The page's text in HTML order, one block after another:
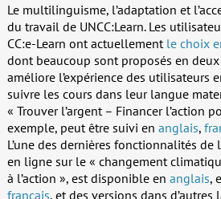
Le multilinguisme, l’adaptation et
du travail de UNCC:Learn. Les
CC:e-Learn ont actuellement le choix
dont beaucoup sont proposés en
améliore l’expérience des utilisateurs
suivre les cours dans leur langue
« Trouver l’argent – Financer l’action
exemple, peut être suivi en anglais,
L’une des dernières fonctionnalités
en ligne sur le « changement
à l’action », est disponible en anglais,
français, et des versions dans